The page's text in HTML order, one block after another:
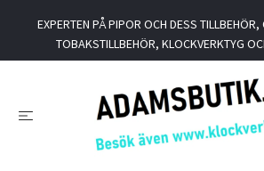
EXPERTEN PÅ PIPOR OCH DESS
TOBAKSTILLBEHÖR, KLOCKVERKTYG